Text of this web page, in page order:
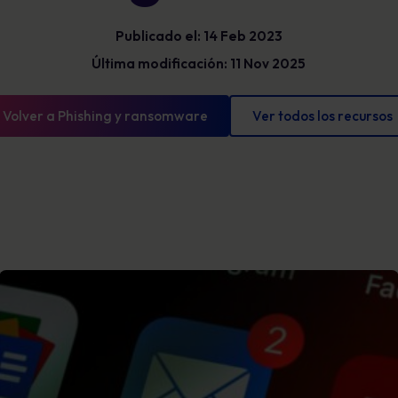
mensurable.
Definiciones de ciberseguridad que debe
conocer
Publicado el: 14 Feb 2023
Última modificación: 11 Nov 2025
Volver a Phishing y ransomware Ver todos los recursos